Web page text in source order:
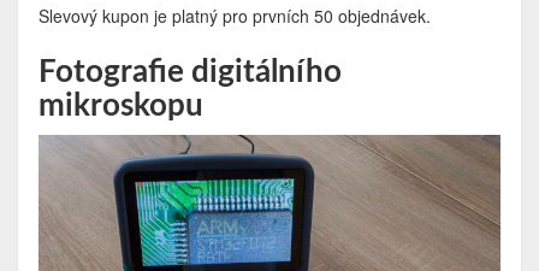
Slevový kupon je platný pro prvních 50 objednávek.
Fotografie digitálního
mikroskopu